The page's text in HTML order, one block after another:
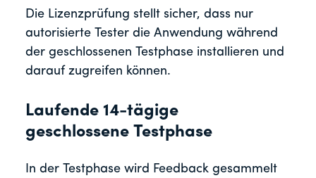
Die Lizenzprüfung stellt sicher, dass nur
autorisierte Tester die Anwendung während
der geschlossenen Testphase installieren und
darauf zugreifen können.
Laufende 14-tägige
geschlossene Testphase
In der Testphase wird Feedback gesammelt